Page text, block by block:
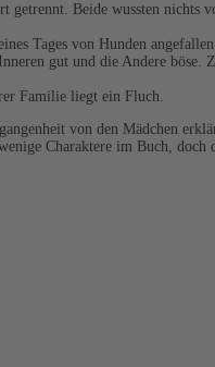
Beide wussten
Tages von Hunden
gut und die Andere böse.
Familie liegt ein Fluch.
von den Mädchen
Charaktere im Buch,